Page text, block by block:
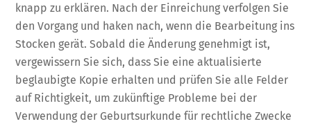
knapp zu erklären. Nach der Einreichung verfolgen Sie
den Vorgang und haken nach, wenn die Bearbeitung ins
Stocken gerät. Sobald die Änderung genehmigt ist,
vergewissern Sie sich, dass Sie eine aktualisierte
beglaubigte Kopie erhalten und prüfen Sie alle Felder
auf Richtigkeit, um zukünftige Probleme bei der
Verwendung der Geburtsurkunde für rechtliche Zwecke